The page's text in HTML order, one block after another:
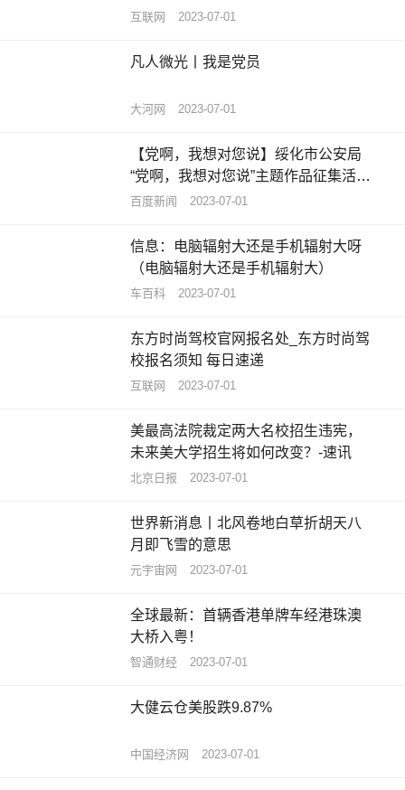
互联网 2023-07-01
凡人微光丨我是党员
大河网 2023-07-01
【党啊，我想对您说】绥化市公安局
“党啊，我想对您说”主题作品征集活动
获奖名单揭晓-今日视点
百度新闻 2023-07-01
信息：电脑辐射大还是手机辐射大呀
（电脑辐射大还是手机辐射大）
车百科 2023-07-01
东方时尚驾校官网报名处_东方时尚驾
校报名须知 每日速递
互联网 2023-07-01
美最高法院裁定两大名校招生违宪，
未来美大学招生将如何改变？-速讯
北京日报 2023-07-01
世界新消息丨北风卷地白草折胡天八
月即飞雪的意思
元宇宙网 2023-07-01
全球最新：首辆香港单牌车经港珠澳
大桥入粤！
智通财经 2023-07-01
大健云仓美股跌9.87%
中国经济网 2023-07-01